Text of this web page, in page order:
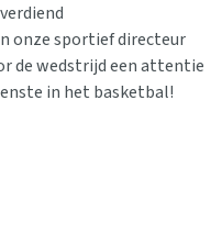
onze sportief directeur
de wedstrijd een attentie
in het basketbal!